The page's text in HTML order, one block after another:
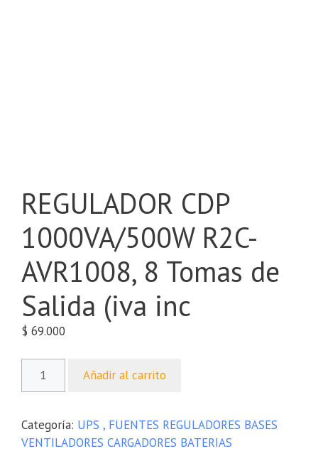
REGULADOR CDP
1000VA/500W R2C-
AVR1008, 8 Tomas de
Salida (iva inc
$ 69.000
Añadir al carrito
Categoría: UPS , FUENTES REGULADORES BASES
VENTILADORES CARGADORES BATERIAS